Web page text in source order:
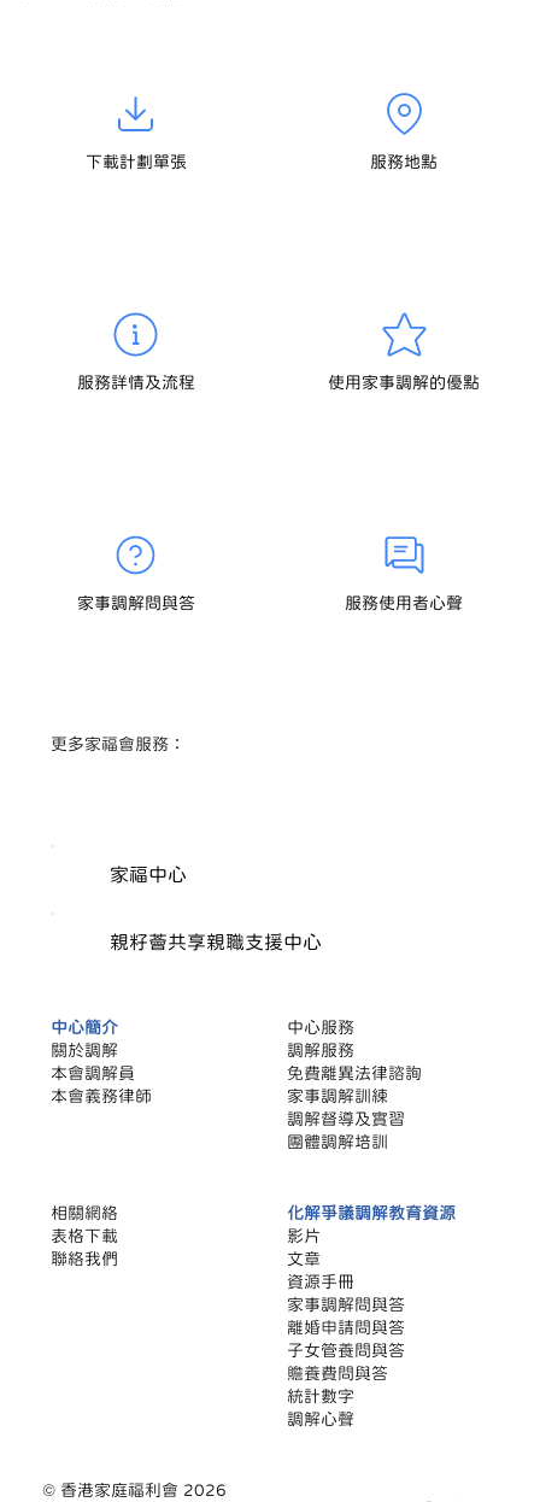
下載計劃單張 服務地點
服務詳情及流程 使用家事調解的優點
家事調解問與答 服務使用者心聲
​更多家福會服務：
家福中心
親籽薈共享親職支援中心
中心簡介
關於調解
本會調解員
本會義務律師
中心服務
調解服務
​免費離異法律諮詢
家事調解訓練
調解督導及實習
團體調解培訓
化解爭議調解教育資源
影片
文章
​資源手冊
家事調解問與答
離婚申請問與答
子女管養問與答
贍養費問與答
統計數字
調解心聲
相關網絡
​表格下載
聯絡我們
© 香港家庭福利會 2026